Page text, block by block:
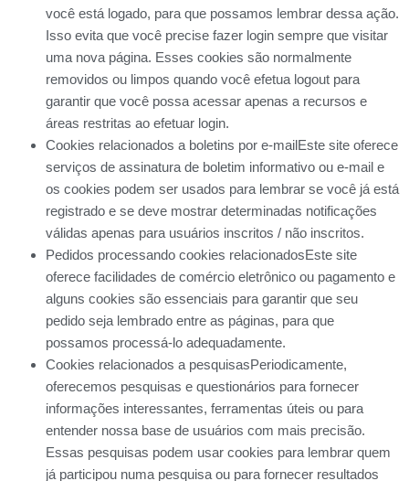
você está logado, para que possamos lembrar dessa ação.
Isso evita que você precise fazer login sempre que visitar
uma nova página. Esses cookies são normalmente
removidos ou limpos quando você efetua logout para
garantir que você possa acessar apenas a recursos e
áreas restritas ao efetuar login.
Cookies relacionados a boletins por e-mailEste site oferece
serviços de assinatura de boletim informativo ou e-mail e
os cookies podem ser usados ​​para lembrar se você já está
registrado e se deve mostrar determinadas notificações
válidas apenas para usuários inscritos / não inscritos.
Pedidos processando cookies relacionadosEste site
oferece facilidades de comércio eletrônico ou pagamento e
alguns cookies são essenciais para garantir que seu
pedido seja lembrado entre as páginas, para que
possamos processá-lo adequadamente.
Cookies relacionados a pesquisasPeriodicamente,
oferecemos pesquisas e questionários para fornecer
informações interessantes, ferramentas úteis ou para
entender nossa base de usuários com mais precisão.
Essas pesquisas podem usar cookies para lembrar quem
já participou numa pesquisa ou para fornecer resultados